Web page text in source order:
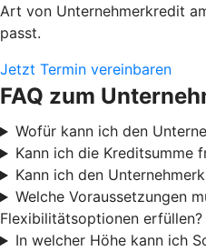
Art von Unternehmerkredit
passt.
Jetzt Termin vereinbaren
FAQ zum
Wofür kann ich den
Kann ich die Kreditsumme
Kann ich den
Welche Voraussetzungen
Flexibilitätsoptionen erfüllen?
In welcher Höhe kann ich